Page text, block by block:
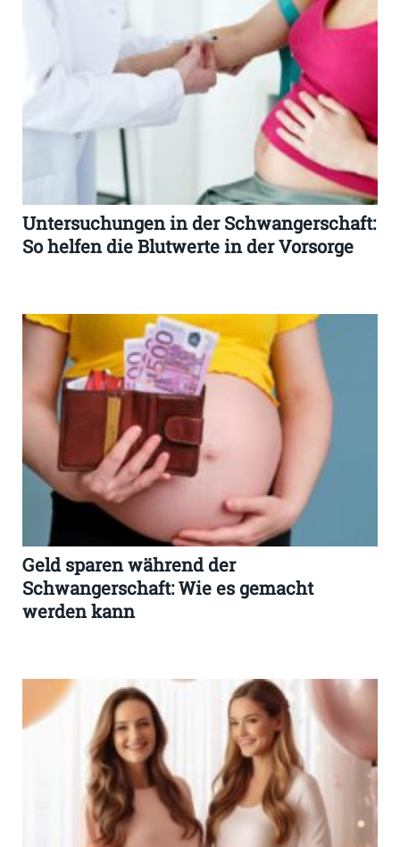
Untersuchungen in der Schwangerschaft:
So helfen die Blutwerte in der Vorsorge
Geld sparen während der
Schwangerschaft: Wie es gemacht
werden kann